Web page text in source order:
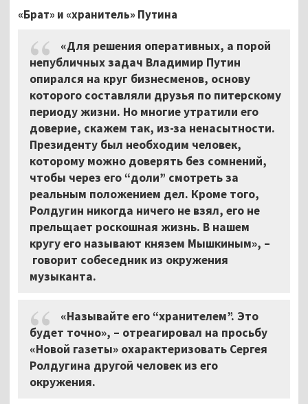
«Брат» и «хранитель» Путина
«Для решения оперативных, а порой
непубличных задач Владимир Путин
опирался на круг бизнесменов, основу
которого составляли друзья по питерскому
периоду жизни. Но многие утратили его
доверие, скажем так, из-за ненасытности.
Президенту был необходим человек,
которому можно доверять без сомнений,
чтобы через его “доли” смотреть за
реальным положением дел. Кроме того,
Ролдугин никогда ничего не взял, его не
прельщает роскошная жизнь. В нашем
кругу его называют князем Мышкиным», –
говорит собеседник из окружения
музыканта.
«Называйте его “хранителем”. Это
будет точно», – отреагировал на просьбу
«Новой газеты» охарактеризовать Сергея
Ролдугина другой человек из его
окружения.